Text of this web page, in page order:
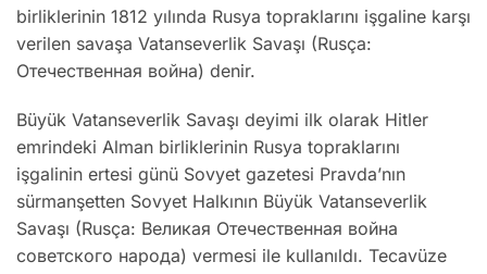
birliklerinin 1812 yılında Rusya topraklarını işgaline karşı
verilen savaşa Vatanseverlik Savaşı (Rusça:
Отечественная война) denir.
Büyük Vatanseverlik Savaşı deyimi ilk olarak Hitler
emrindeki Alman birliklerinin Rusya topraklarını
işgalinin ertesi günü Sovyet gazetesi Pravda’nın
sürmanşetten Sovyet Halkının Büyük Vatanseverlik
Savaşı (Rusça: Великая Отечественная война
cоветского народа) vermesi ile kullanıldı. Tecavüze